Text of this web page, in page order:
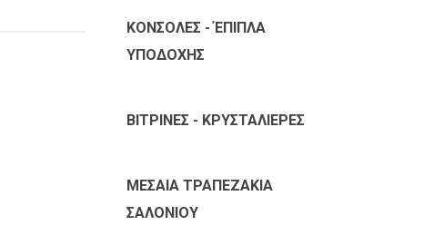
ΚΟΝΣΟΛΕΣ - ΈΠΙΠΛΑ
ΥΠΟΔΟΧΗΣ
ΒΙΤΡΙΝΕΣ - ΚΡΥΣΤΑΛΙΕΡΕΣ
ΜΕΣΑΙΑ ΤΡΑΠΕΖΑΚΙΑ
ΣΑΛΟΝΙΟΥ